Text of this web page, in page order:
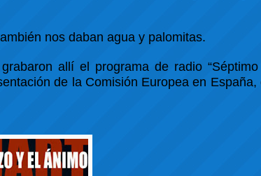
nos daban agua y palomitas.
allí el programa de radio
de la Comisión Europea en España,